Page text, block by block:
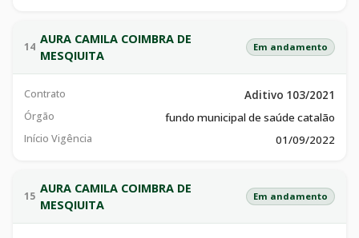
14
AURA CAMILA COIMBRA DE
MESQIUITA
Em andamento
Contrato Aditivo 103/2021
Órgão fundo municipal de saúde catalão
Início Vigência 01/09/2022
15
AURA CAMILA COIMBRA DE
MESQIUITA
Em andamento